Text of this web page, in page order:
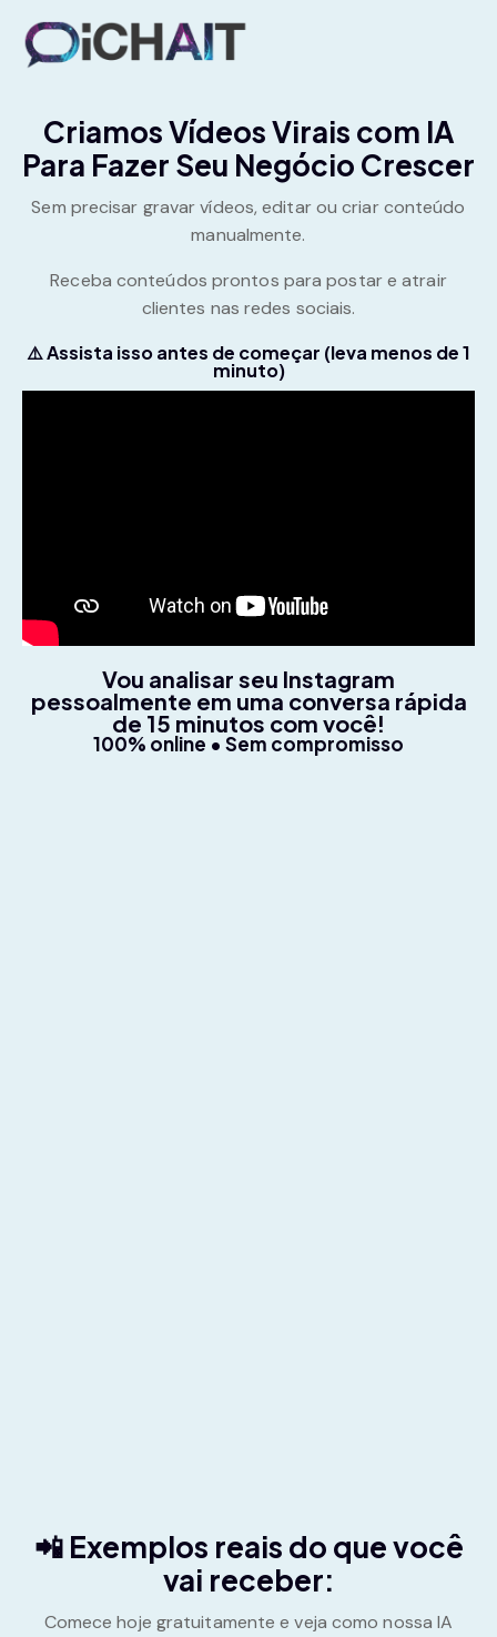
Criamos Vídeos Virais com IA
Para Fazer Seu Negócio Crescer
Sem precisar gravar vídeos, editar ou criar conteúdo
manualmente.
Receba conteúdos prontos para postar e atrair
clientes nas redes sociais.
⚠️ Assista isso antes de começar (leva menos de 1
minuto)
Vou analisar seu Instagram
pessoalmente em uma conversa rápida
de 15 minutos com você!
100% online • Sem compromisso
📲 Exemplos reais do que você
vai receber:
Comece hoje gratuitamente e veja como nossa IA